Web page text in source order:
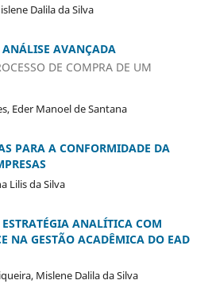
Dalila da Silva
AVANÇADA
DE COMPRA DE UM
Eder Manoel de Santana
PARA A CONFORMIDADE DA
Lilis da Silva
ANALÍTICA COM
NA GESTÃO ACADÊMICA DO EAD
Mislene Dalila da Silva